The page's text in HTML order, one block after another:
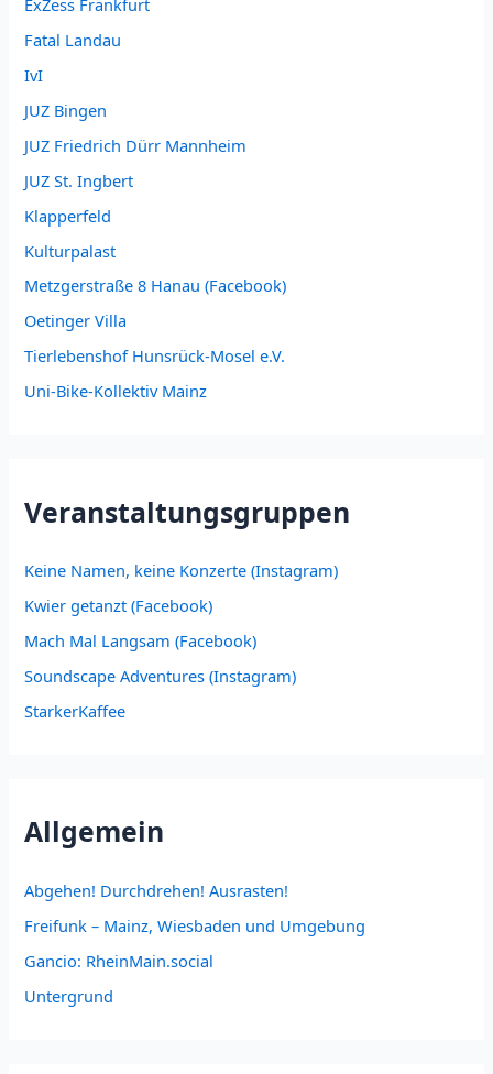
Fatal Landau
IvI
JUZ Bingen
JUZ Friedrich Dürr Mannheim
JUZ St. Ingbert
Klapperfeld
Kulturpalast
Metzgerstraße 8 Hanau (Facebook)
Oetinger Villa
Tierlebenshof Hunsrück-Mosel e.V.
Uni-Bike-Kollektiv Mainz
Veranstaltungsgruppen
Keine Namen, keine Konzerte (Instagram)
Kwier getanzt (Facebook)
Mach Mal Langsam (Facebook)
Soundscape Adventures (Instagram)
StarkerKaffee
Allgemein
Abgehen! Durchdrehen! Ausrasten!
Freifunk – Mainz, Wiesbaden und Umgebung
Gancio: RheinMain.social
Untergrund